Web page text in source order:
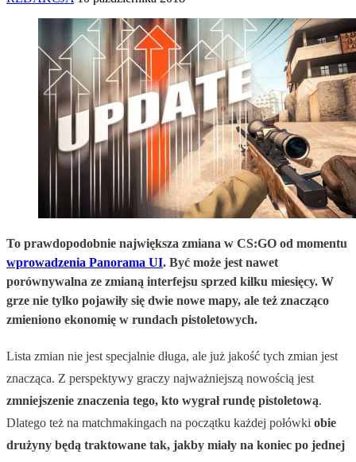
To prawdopodobnie największa zmiana w CS:GO od momentu
wprowadzenia Panorama UI. Być może jest nawet
porównywalna ze zmianą interfejsu sprzed kilku miesięcy. W
grze nie tylko pojawiły się dwie nowe mapy, ale też znacząco
zmieniono ekonomię w rundach pistoletowych.
Lista zmian nie jest specjalnie długa, ale już jakość tych zmian jest
znacząca. Z perspektywy graczy najważniejszą nowością jest
zmniejszenie znaczenia tego, kto wygrał rundę pistoletową.
Dlatego też na matchmakingach na początku każdej połówki obie
drużyny będą traktowane tak, jakby miały na koniec po jednej